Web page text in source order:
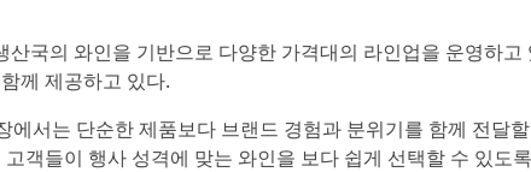
국의 와인을 기반으로 다양한 가격대의 라인업을 운영하고
께 제공하고 있다.
에서는 단순한 제품보다 브랜드 경험과 분위기를 함께 전달
객들이 행사 성격에 맞는 와인을 보다 쉽게 선택할 수 있도